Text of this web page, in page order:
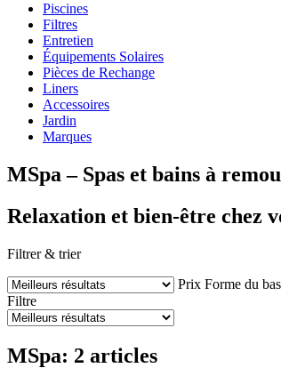
Piscines
Filtres
Entretien
Équipements Solaires
Pièces de Rechange
Liners
Accessoires
Jardin
Marques
MSpa – Spas et bains à
Relaxation et bien-être chez
Filtrer & trier
Prix Forme du
Filtre
MSpa: 2 articles